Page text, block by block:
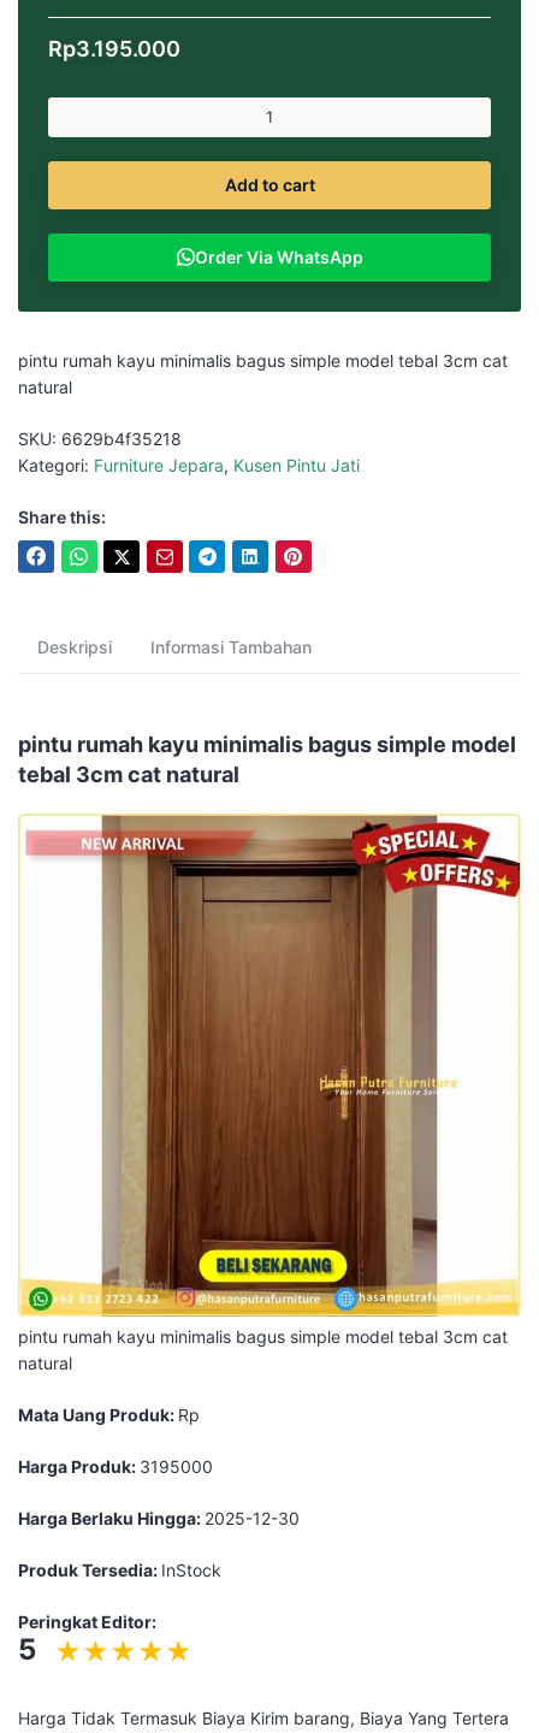
Rp3.195.000
Add to cart
Order Via WhatsApp
pintu rumah kayu minimalis bagus simple model tebal 3cm cat
natural
SKU: 6629b4f35218
Kategori: Furniture Jepara, Kusen Pintu Jati
Share this:
Deskripsi Informasi Tambahan
pintu rumah kayu minimalis bagus simple model
tebal 3cm cat natural
pintu rumah kayu minimalis bagus simple model tebal 3cm cat
natural
Mata Uang Produk: Rp
Harga Produk: 3195000
Harga Berlaku Hingga: 2025-12-30
Produk Tersedia: InStock
Peringkat Editor:
5
Harga Tidak Termasuk Biaya Kirim barang, Biaya Yang Tertera